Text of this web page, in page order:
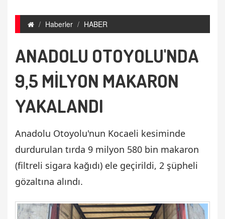
Haberler HABER
ANADOLU OTOYOLU'NDA
9,5 MİLYON MAKARON
YAKALANDI
Anadolu Otoyolu'nun Kocaeli kesiminde
durdurulan tırda 9 milyon 580 bin makaron
(filtreli sigara kağıdı) ele geçirildi, 2 şüpheli
gözaltına alındı.